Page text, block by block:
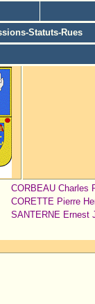
Statuts-Rues
CORBEAU Charles
CORETTE Pierre
SANTERNE Ernest